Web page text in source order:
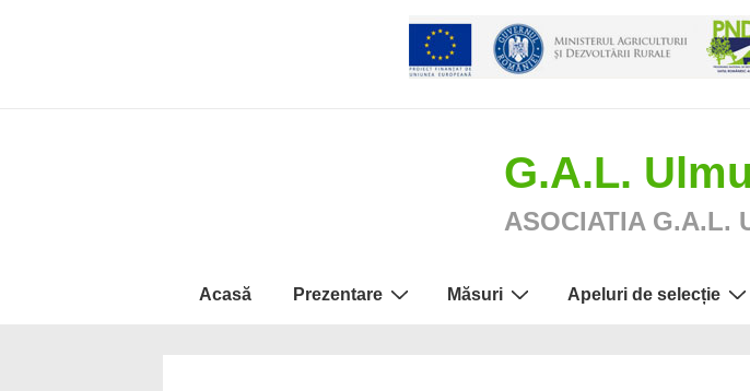
G.A.L.
ASOCIATIA G.A.L.
Navigare
Acasă Prezentare Măsuri Apeluri de selecție